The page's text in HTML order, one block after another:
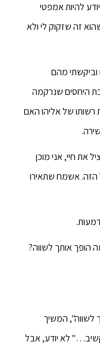
להיות אמפטי
זה שזקוק לי ולא
מהם
היחסים שנרקמה
רשותו של אליהו האם
את חיי, אני מוכן
אשמח שתאירו
הופך אותך לשווה?
לשווה", המשיך
לא יודע, אבל